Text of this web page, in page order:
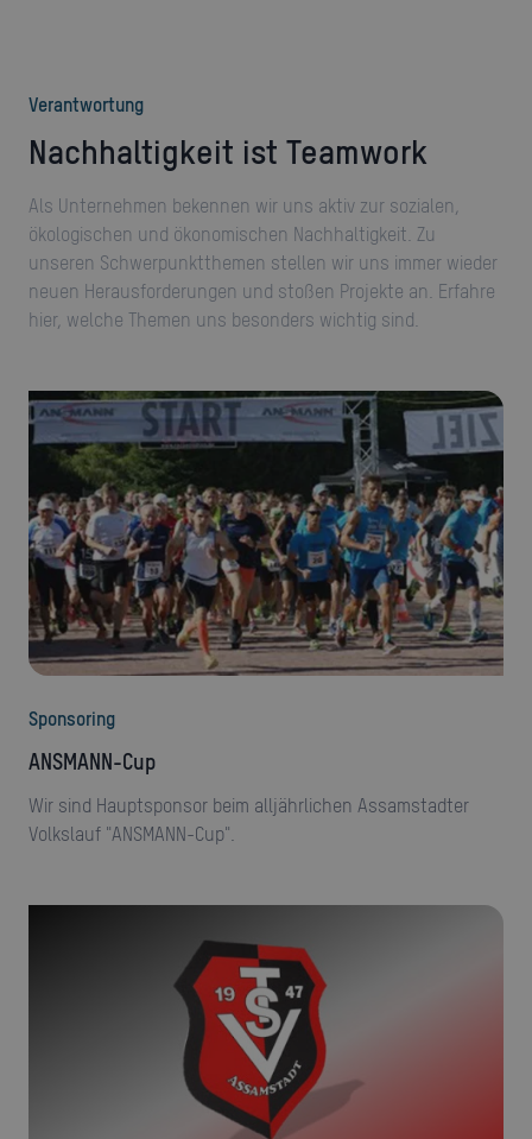
Verantwortung
Nachhaltigkeit ist Teamwork
Als Unternehmen bekennen wir uns aktiv zur sozialen,
ökologischen und ökonomischen Nachhaltigkeit. Zu
unseren Schwerpunktthemen stellen wir uns immer wieder
neuen Herausforderungen und stoßen Projekte an. Erfahre
hier, welche Themen uns besonders wichtig sind.
Sponsoring
ANSMANN-Cup
Wir sind Hauptsponsor beim alljährlichen Assamstadter
Volkslauf "ANSMANN-Cup".